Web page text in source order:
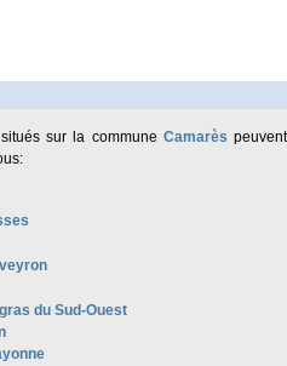
sur la commune Camarès
du Sud-Ouest